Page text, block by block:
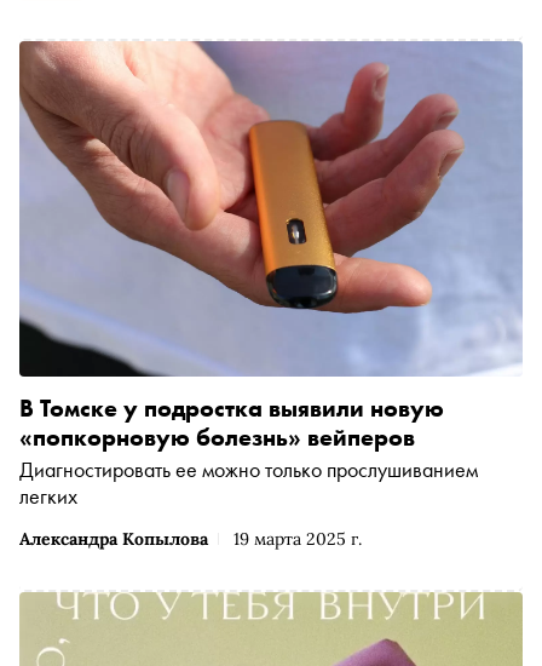
Александра Копылова 19 марта 2025 г.
В Томске у подростка выявили новую
«попкорновую болезнь» вейперов
Диагностировать ее можно только прослушиванием
легких